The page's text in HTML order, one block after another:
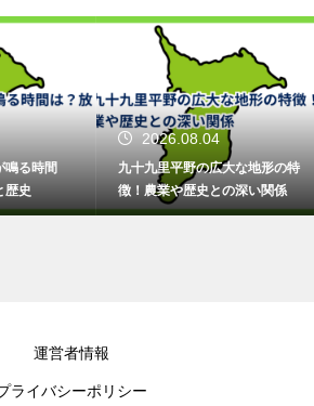
時間
2026.08.04
九十九里平野の広大な地形の特
徴！農業や歴史との深い関係
運営者情報
ライバシーポリシー